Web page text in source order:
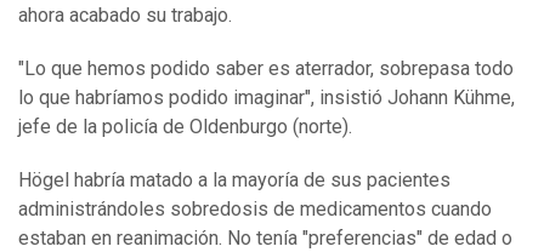
ahora acabado su trabajo.
"Lo que hemos podido saber es aterrador, sobrepasa todo
lo que habríamos podido imaginar", insistió Johann Kühme,
jefe de la policía de Oldenburgo (norte).
Högel habría matado a la mayoría de sus pacientes
administrándoles sobredosis de medicamentos cuando
estaban en reanimación. No tenía "preferencias" de edad o